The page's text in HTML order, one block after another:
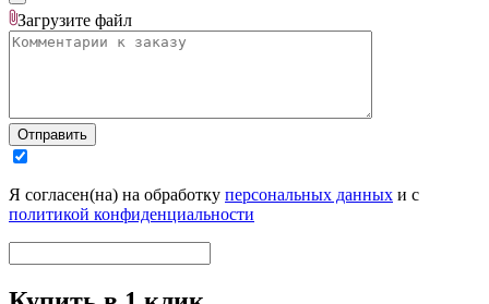
Загрузите файл
Отправить
Я согласен(на) на обработку персональных данных и с
политикой конфиденциальности